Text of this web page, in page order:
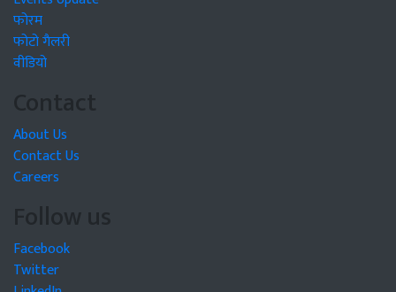
फोरम
फोटो गैलरी
वीडियो
Contact
About Us
Contact Us
Careers
Follow us
Facebook
Twitter